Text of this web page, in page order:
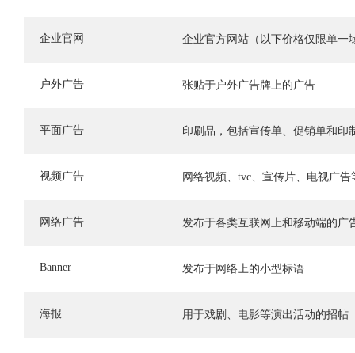
企业官网 企业官方网站（以下价格仅限单一
户外广告 张贴于户外广告牌上的广告
平面广告 印刷品，包括宣传单、促销单和印
视频广告 网络视频、tvc、宣传片、电视广告
网络广告 发布于各类互联网上和移动端的广
Banner 发布于网络上的小型标语
海报 用于戏剧、电影等演出活动的招帖